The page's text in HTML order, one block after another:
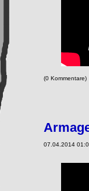
(0
07.04.2014